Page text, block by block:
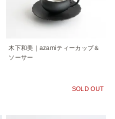
木下和美｜azamiティーカップ＆
ソーサー
SOLD OUT